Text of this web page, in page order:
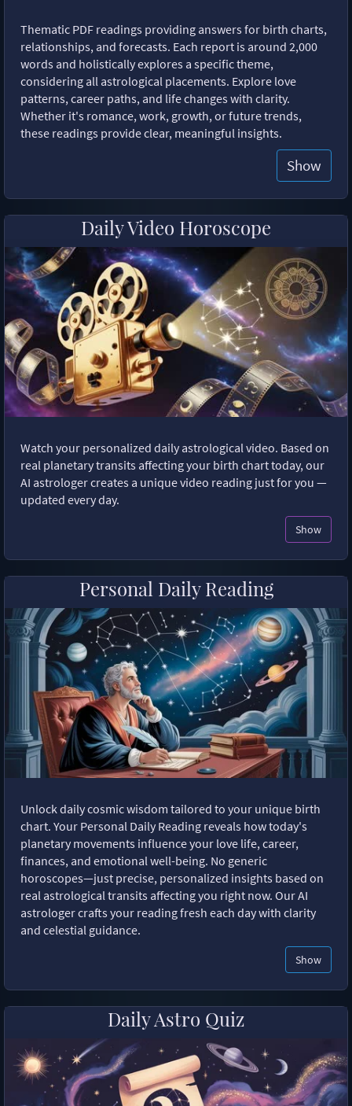
Thematic PDF readings providing answers for birth charts,
relationships, and forecasts. Each report is around 2,000
words and holistically explores a specific theme,
considering all astrological placements. Explore love
patterns, career paths, and life changes with clarity.
Whether it's romance, work, growth, or future trends,
these readings provide clear, meaningful insights.
Show
Daily Video Horoscope
Watch your personalized daily astrological video. Based on
real planetary transits affecting your birth chart today, our
AI astrologer creates a unique video reading just for you —
updated every day.
Show
Personal Daily Reading
Unlock daily cosmic wisdom tailored to your unique birth
chart. Your Personal Daily Reading reveals how today's
planetary movements influence your love life, career,
finances, and emotional well-being. No generic
horoscopes—just precise, personalized insights based on
real astrological transits affecting you right now. Our AI
astrologer crafts your reading fresh each day with clarity
and celestial guidance.
Show
Daily Astro Quiz